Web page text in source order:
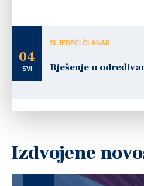
04
SVI
SLJEDEĆI ČLANAK
Rješenje o
Izdvojene